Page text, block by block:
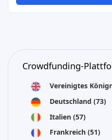
Crowdfunding-
Vereinigtes
Deutschland (73)
Italien (57)
Frankreich (51)